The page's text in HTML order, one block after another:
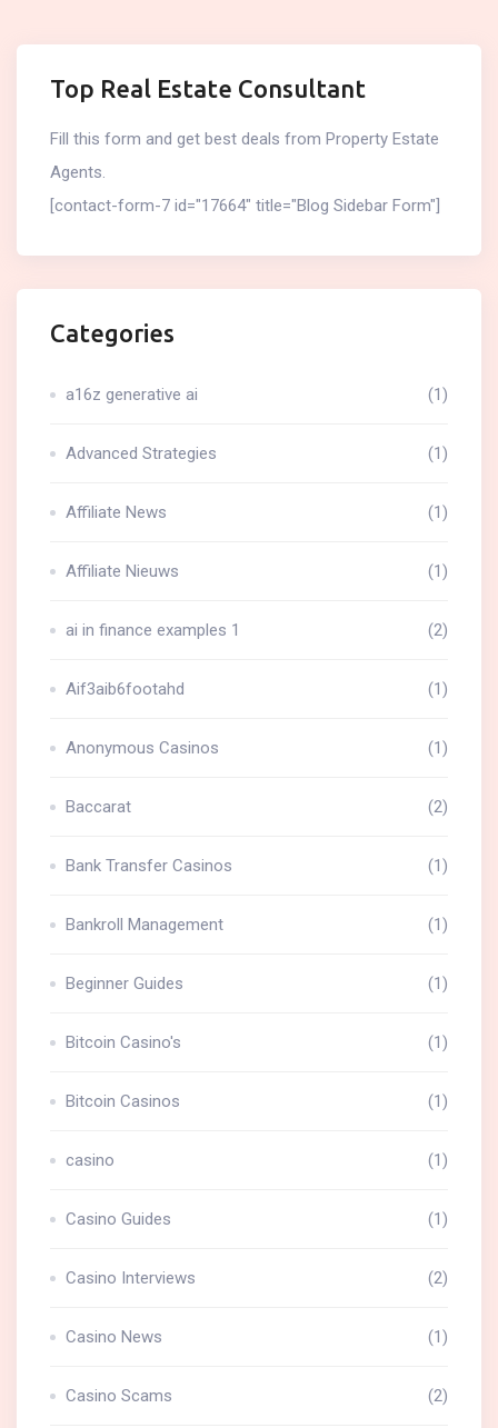
Top Real Estate Consultant
Fill this form and get best deals from Property Estate
Agents.
[contact-form-7 id="17664" title="Blog Sidebar Form"]
Categories
a16z generative ai (1)
Advanced Strategies (1)
Affiliate News (1)
Affiliate Nieuws (1)
ai in finance examples 1 (2)
Aif3aib6footahd (1)
Anonymous Casinos (1)
Baccarat (2)
Bank Transfer Casinos (1)
Bankroll Management (1)
Beginner Guides (1)
Bitcoin Casino's (1)
Bitcoin Casinos (1)
casino (1)
Casino Guides (1)
Casino Interviews (2)
Casino News (1)
Casino Scams (2)